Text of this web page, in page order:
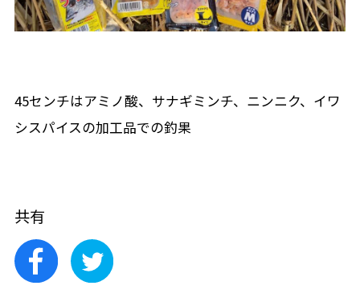
45センチはアミノ酸、サナギミンチ、ニンニク、イワ
シスパイスの加工品での釣果
共有